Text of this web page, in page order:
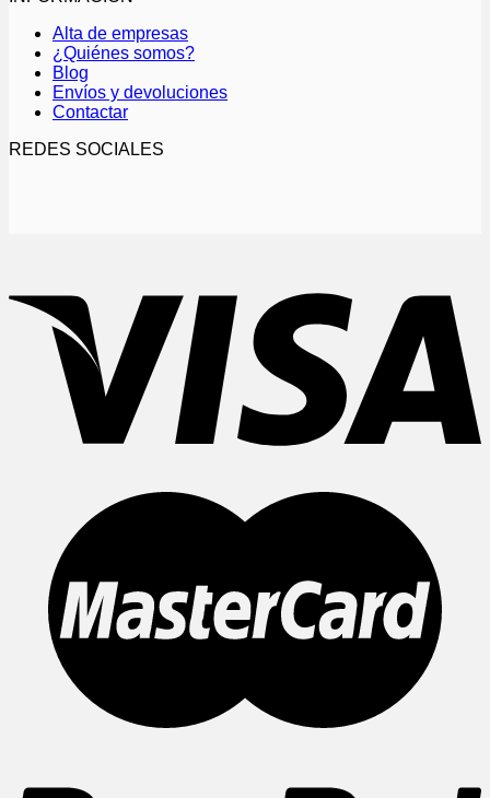
Alta de empresas
¿Quiénes somos?
Blog
Envíos y devoluciones
Contactar
REDES SOCIALES